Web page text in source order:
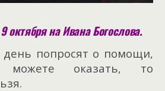
октября на Ивана Богослова.
день попросят о помощи,
оказать, то